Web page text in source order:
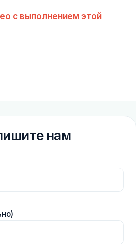
с выполнением этой
нам